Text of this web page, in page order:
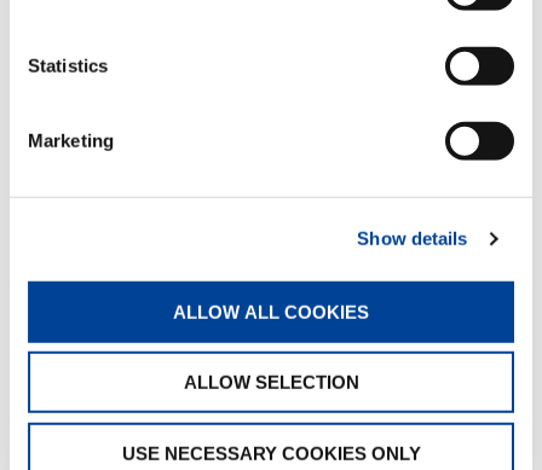
Statistics
Marketing
Show details
ALLOW ALL COOKIES
ALLOW SELECTION
USE NECESSARY COOKIES ONLY
Standard
Halterungen für Hydraulikschläuche